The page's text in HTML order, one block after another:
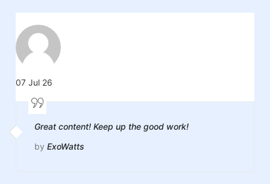
07 Jul 26
Great content! Keep up the good work!
by ExoWatts